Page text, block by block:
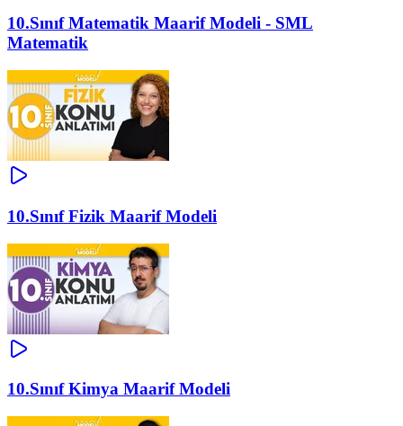
10.Sınıf Matematik Maarif Modeli - SML
Matematik
10.Sınıf Fizik Maarif Modeli
10.Sınıf Kimya Maarif Modeli